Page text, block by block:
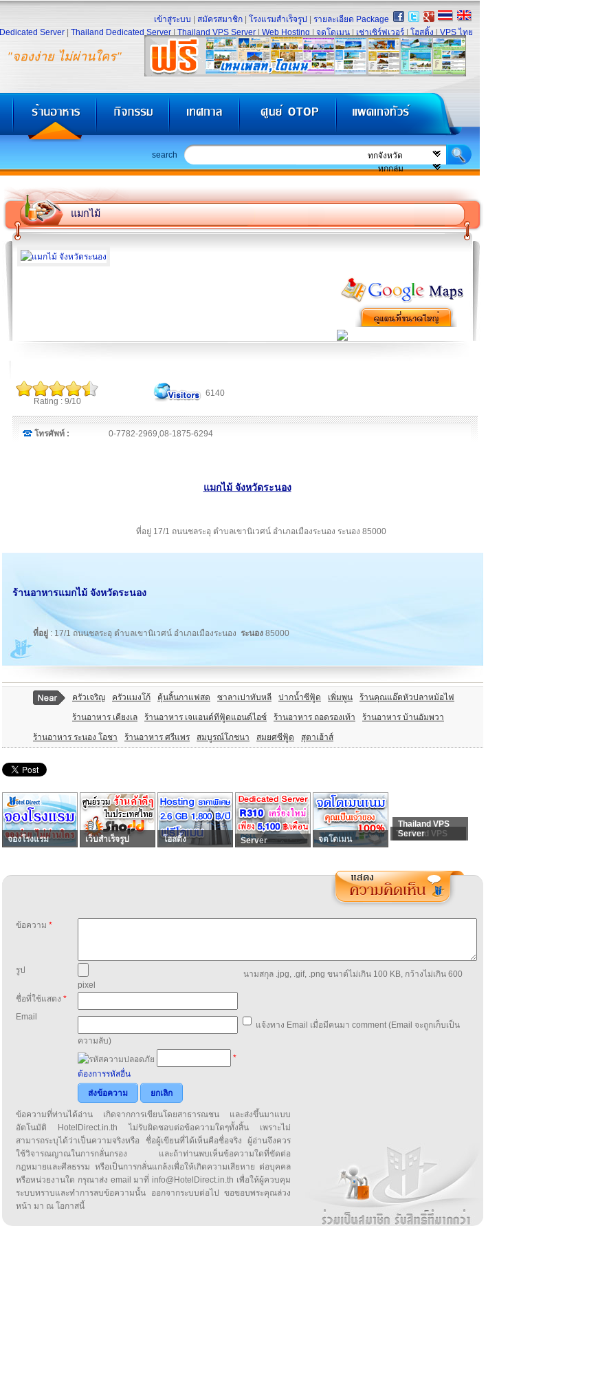
"จองง่าย ไม่ผ่านใคร"
เข้าสู่ระบบ สมัครสมาชิก โรงแรมสำเร็จรูป
รายละเอียด Package
Dedicated Server
Thailand Dedicated Server Thailand VPS Server Web Hosting จดโดเมน เช่าเซิร์ฟเวอร์ โฮสติ้ง VPS ไทย
search
แมกไม้
Rating : 9/10
6140
โทรศัพท์ : 0-7782-2969,08-1875-6294
แมกไม้ จังหวัดระนอง
ที่อยู่ 17/1 ถนนชลระอุ ตำบลเขานิเวศน์ อำเภอเมืองระนอง ระนอง 85000
ร้านอาหารแมกไม้ จังหวัดระนอง
ที่อยู่ : 17/1 ถนนชลระอุ ตำบลเขานิเวศน์ อำเภอเมืองระนอง ระนอง 85000
ครัวเจริญ ครัวแมงโก้ คุ้นลิ้นกาแฟสด ซาลาเปาทับหลี ปากน้ำซีฟู้ด เพิ่มพูน ร้านคุณแอ๊ดหัวปลาหม้อไฟ
ร้านอาหาร เคียงเล ร้านอาหาร เจแอนด์ทีฟู้ดแอนด์ไอซ์ ร้านอาหาร ถอดรองเท้า ร้านอาหาร บ้านอัมพวา
ร้านอาหาร ระนอง โอชา ร้านอาหาร ศรีแพร สมบูรณ์โภชนา สมยศซีฟู้ด สุตาเฮ้าส์
จองโรงแรม เว็บสำเร็จรูป โฮสติ้ง Server จดโดเมน
Thailand VPS
Thailand VPS
Server
ข้อความ *
รูป
นามสกุล .jpg, .gif, .png ขนาด์ไม่เกิน 100 KB, กว้างไม่เกิน 600
pixel
ชื่อที่ใช้แสดง *
Email
แจ้งทาง Email เมื่อมีคนมา comment (Email จะถูกเก็บเป็น
ความลับ)
*
ต้องการรหัสอื่น
ส่งข้อความ
ยกเลิก
ข้อความที่ท่านได้อ่าน เกิดจากการเขียนโดยสาธารณชน และส่งขึ้นมาแบบ
อัตโนมัติ HotelDirect.in.th ไม่รับผิดชอบต่อข้อความใดๆทั้งสิ้น เพราะไม่
สามารถระบุได้ว่าเป็นความจริงหรือ ชื่อผู้เขียนที่ได้เห็นคือชื่อจริง ผู้อ่านจึงควร
ใช้วิจารณญาณในการกลั่นกรอง และถ้าท่านพบเห็นข้อความใดที่ขัดต่อ
กฎหมายและศีลธรรม หรือเป็นการกลั่นแกล้งเพื่อให้เกิดความเสียหาย ต่อบุคคล
หรือหน่วยงานใด กรุณาส่ง email มาที่ info@HotelDirect.in.th เพื่อให้ผู้ควบคุม
ระบบทราบและทำการลบข้อความนั้น ออกจากระบบต่อไป ขอขอบพระคุณล่วง
หน้า มา ณ โอกาสนี้